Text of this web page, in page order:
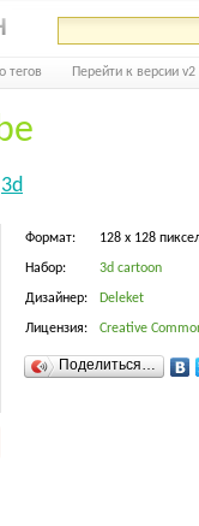
тегов Перейти к версии v2
3d
Формат: 128 x 128
Набор: 3d cartoon
Дизайнер: Deleket
Лицензия: Creative
Поделиться…